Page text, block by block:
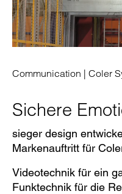
Communication | Coler
Sichere
sieger design
Markenauftritt für
Videotechnik für ein
Funktechnik für die